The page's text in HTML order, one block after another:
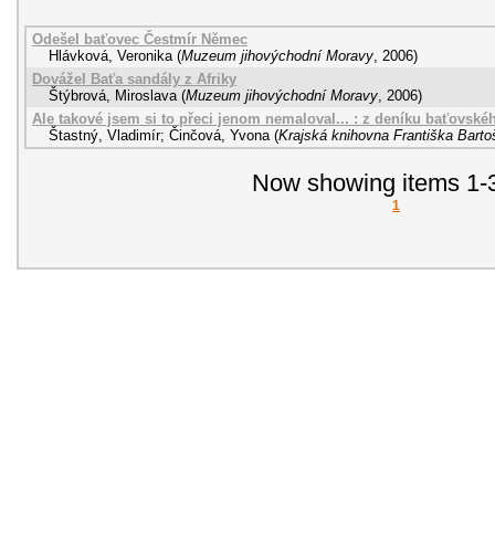
Odešel baťovec Čestmír Němec
Hlávková, Veronika (Muzeum jihovýchodní Moravy, 2006)
Dovážel Baťa sandály z Afriky
Štýbrová, Miroslava (Muzeum jihovýchodní Moravy, 2006)
Ale takové jsem si to přeci jenom nemaloval... : z deníku
Štastný, Vladimír; Činčová, Yvona (Krajská knihovna Františka
Now showing items 1-
1